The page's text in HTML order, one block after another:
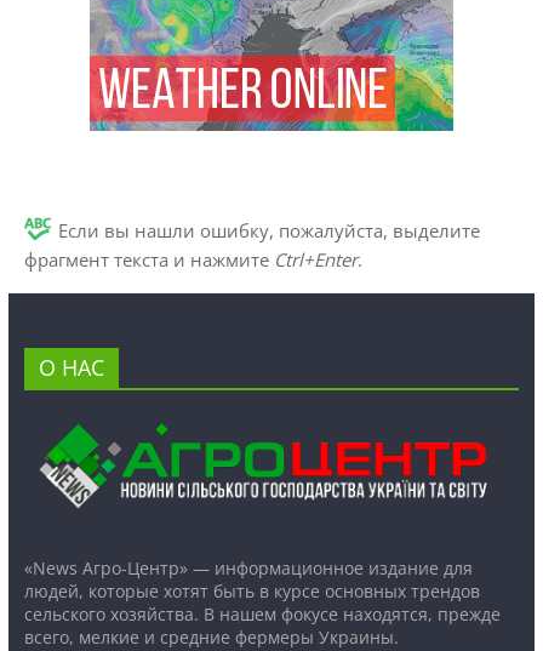
Если вы нашли ошибку, пожалуйста, выделите
фрагмент текста и нажмите Ctrl+Enter.
О НАС
«News Агро-Центр» — информационное издание для
людей, которые хотят быть в курсе основных трендов
сельского хозяйства. В нашем фокусе находятся, прежде
всего, мелкие и средние фермеры Украины.